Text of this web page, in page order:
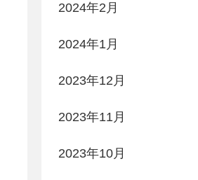
2024年2月
2024年1月
2023年12月
2023年11月
2023年10月